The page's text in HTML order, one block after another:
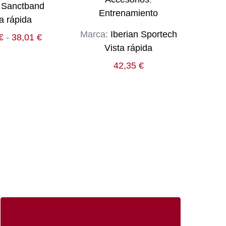
Sanctband
rápida
- 38,01€Rango
Entrenamiento
Marca: Iberian Sportech
Vista rápida
42,35 €